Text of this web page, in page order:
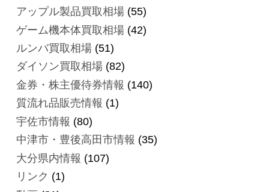
アップル製品買取相場(55)
ゲーム機本体買取相場(42)
ルンバ買取相場(51)
ダイソン買取相場(82)
金券・株主優待券情報 (140)
質流れ品販売情報 (1)
宇佐市情報 (80)
中津市・豊後高田市情報 (35)
大分県内情報 (107)
リンク (1)